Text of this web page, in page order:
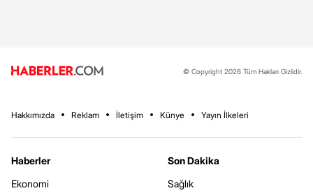
© Copyright 2026 Tüm Hakları Gizlidir.
Hakkımızda Reklam İletişim Künye Yayın İlkeleri
Haberler
Ekonomi
Son Dakika
Sağlık